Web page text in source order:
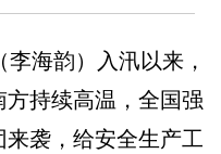
海韵）入汛以来，
持续高温，全国强
袭，给安全生产工